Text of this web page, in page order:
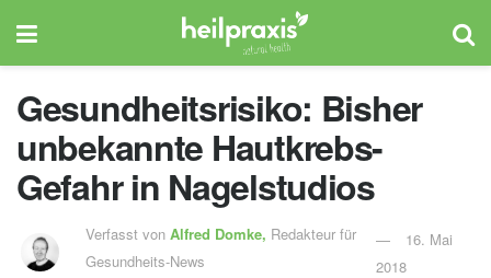
Gesundheitsrisiko: Bisher
unbekannte Hautkrebs-
Gefahr in Nagelstudios
Verfasst vonAlfred Domke, Redakteur für
Gesundheits-News
16. Mai
2018